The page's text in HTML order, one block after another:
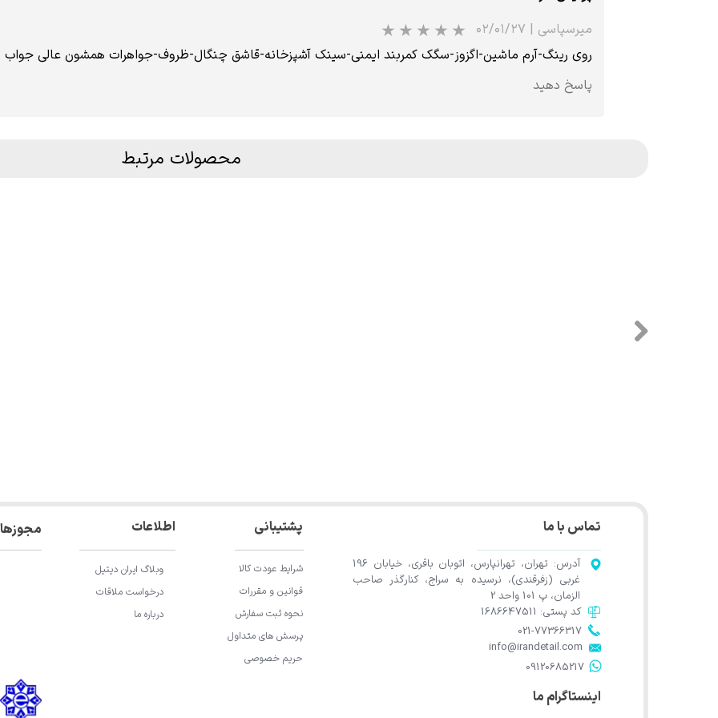
میرسپاسی | ۰۲/۰۱/۲۷
روی رینگ-آرم ماشین-اگزوز-سگک کمربند ایمنی-سینک آشپزخانه-قاشق چنگال-ظروف-جواهرات همشون عالی جواب
پاسخ دهید
محصولات مرتبط
تماس با ما
آدرس: تهران، تهرانپارس، اتوبان باقری، خیابان 196
غربی (زفرقندی)، نرسیده به سراج، کنارگذر صاحب
الزمان، پ 101 واحد 2
​​​​​​​info@irandetail.com
021-77366317​​​​​​​​​​​​​​​​​​​​​
​​​​​​​09120685217​​​​​​​
کد پستی: 1686647511
اینستاگرام ما
اطلاعات
وبلاگ ایران دیتیل
درخواست ملاقات
درباره ما
پشتیبانی
شرایط عودت کالا
قوانین و مقررات
نحوه ثبت سفارش
پرسش های متداول
حریم خصوصی
مجوزها